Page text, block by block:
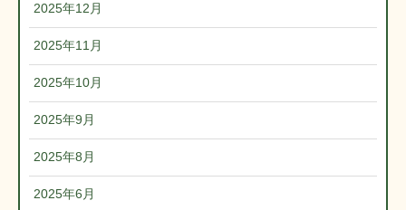
2025年12月
2025年11月
2025年10月
2025年9月
2025年8月
2025年6月